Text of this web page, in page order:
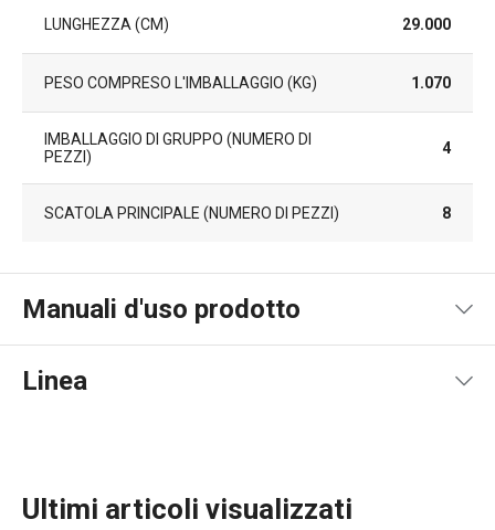
LUNGHEZZA (CM) 29.000
PESO COMPRESO L'IMBALLAGGIO (KG) 1.070
IMBALLAGGIO DI GRUPPO (NUMERO DI
PEZZI)
4
SCATOLA PRINCIPALE (NUMERO DI PEZZI) 8
Manuali d'uso prodotto
Linea
Ultimi articoli visualizzati